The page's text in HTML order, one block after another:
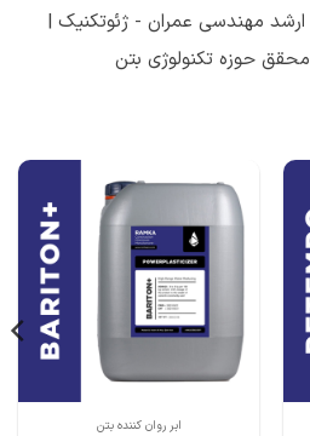
مهندسی عمران - ژئوتکنیک |
حوزه تکنولوژی بتن
ابر روان کننده بتن